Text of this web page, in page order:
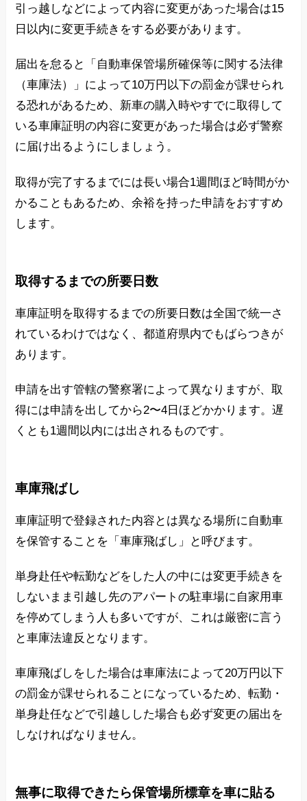
引っ越しなどによって内容に変更があった場合は15
日以内に変更手続きをする必要があります。
届出を怠ると「自動車保管場所確保等に関する法律
（車庫法）」によって10万円以下の罰金が課せられ
る恐れがあるため、新車の購入時やすでに取得して
いる車庫証明の内容に変更があった場合は必ず警察
に届け出るようにしましょう。
取得が完了するまでには長い場合1週間ほど時間がか
かることもあるため、余裕を持った申請をおすすめ
します。
取得するまでの所要日数
車庫証明を取得するまでの所要日数は全国で統一さ
れているわけではなく、都道府県内でもばらつきが
あります。
申請を出す管轄の警察署によって異なりますが、取
得には申請を出してから2〜4日ほどかかります。遅
くとも1週間以内には出されるものです。
車庫飛ばし
車庫証明で登録された内容とは異なる場所に自動車
を保管することを「車庫飛ばし」と呼びます。
単身赴任や転勤などをした人の中には変更手続きを
しないまま引越し先のアパートの駐車場に自家用車
を停めてしまう人も多いですが、これは厳密に言う
と車庫法違反となります。
車庫飛ばしをした場合は車庫法によって20万円以下
の罰金が課せられることになっているため、転勤・
単身赴任などで引越しした場合も必ず変更の届出を
しなければなりません。
無事に取得できたら保管場所標章を車に貼る